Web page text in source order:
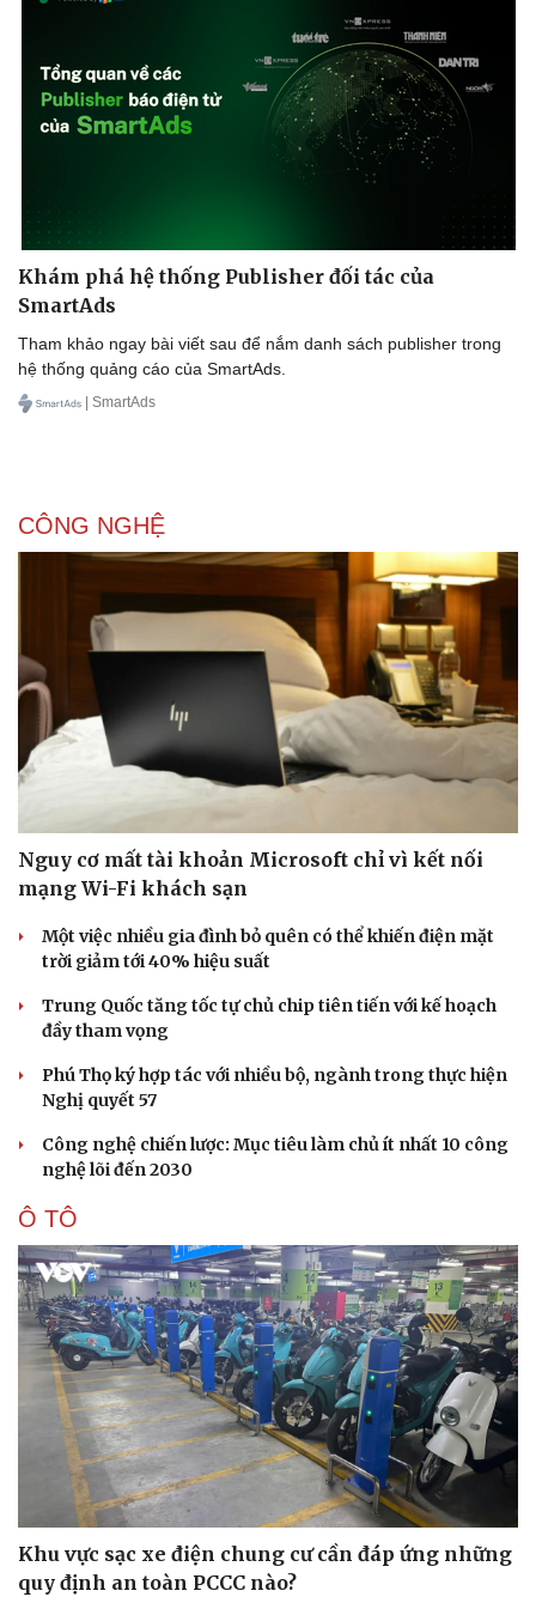
Doanh nghiệp
Thông tin doanh nghiệp
Doanh nghiệp 24h
Doanh nhân
Vì cộng đồng
Công nghệ
Sành điệu
Tin Công nghệ
Trải nghiệm
Chuyển đổi số
Khám phá hệ thống Publisher đối tác của
SmartAds
Tham khảo ngay bài viết sau để nắm danh sách publisher trong
hệ thống quảng cáo của SmartAds.
| SmartAds
CÔNG NGHỆ
Nguy cơ mất tài khoản Microsoft chỉ vì kết nối
mạng Wi-Fi khách sạn
Một việc nhiều gia đình bỏ quên có thể khiến điện mặt
trời giảm tới 40% hiệu suất
Trung Quốc tăng tốc tự chủ chip tiên tiến với kế hoạch
đầy tham vọng
Phú Thọ ký hợp tác với nhiều bộ, ngành trong thực hiện
Nghị quyết 57
Công nghệ chiến lược: Mục tiêu làm chủ ít nhất 10 công
nghệ lõi đến 2030
Ô TÔ
Khu vực sạc xe điện chung cư cần đáp ứng những
quy định an toàn PCCC nào?